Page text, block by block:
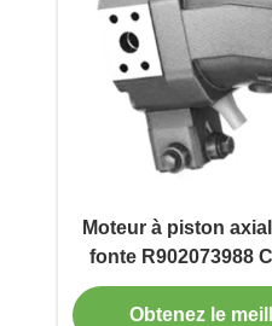
Moteur à piston
fonte R902073988
haute densité de
Obtenez le